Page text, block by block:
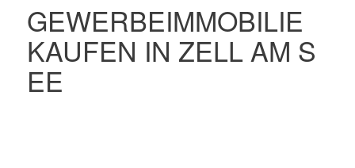
GEWERBEIMMOBILIE
KAUFEN IN ZELL AM S
EE